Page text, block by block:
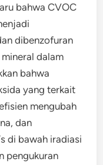
bahwa CVOC
dibenzofuran
dalam
bahwa
yang terkait
mengubah
dan
di bawah iradiasi
pengukuran